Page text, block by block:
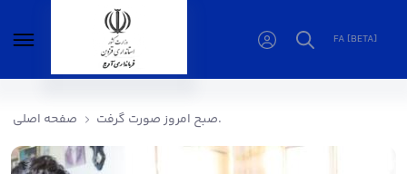
FA [BETA]
صفحه اصلی صبح امروز صورت گرفت.